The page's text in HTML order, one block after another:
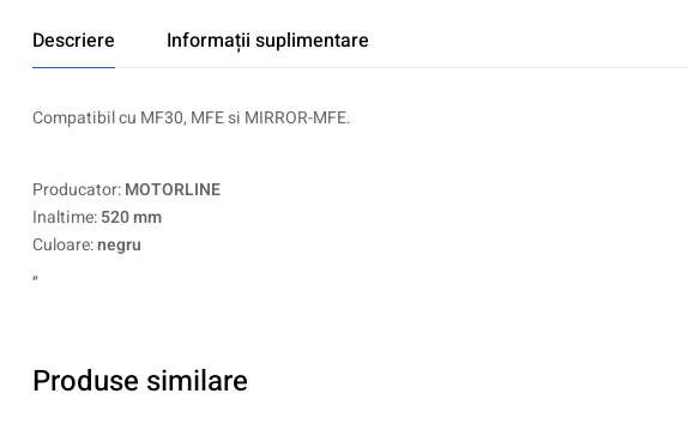
Descriere Informații suplimentare
Compatibil cu MF30, MFE si MIRROR-MFE.
Producator:MOTORLINE
Inaltime:520 mm
Culoare:negru
„
Produse similare